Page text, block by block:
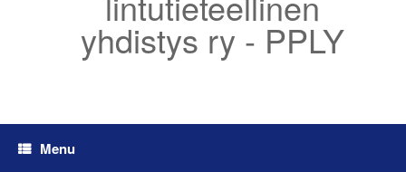
yhdistys ry - PPLY
Menu